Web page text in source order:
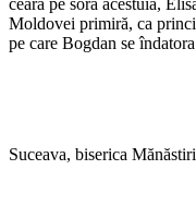
ceară pe sora acestuia,
Moldovei primiră, ca
pe care Bogdan se
Suceava, biserica